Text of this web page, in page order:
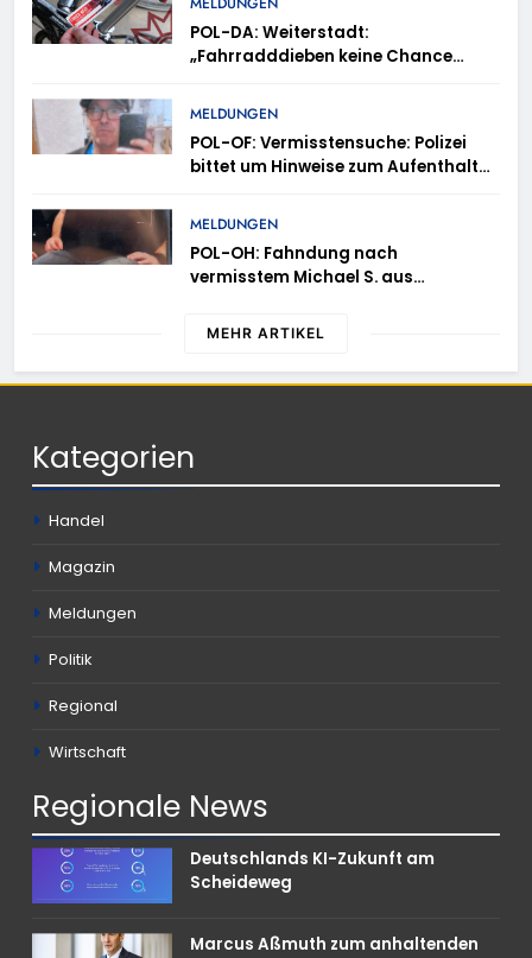
POL-DA: Weiterstadt:
„Fahrradddieben keine Chance
Anmeldung erforderlich
MELDUNGEN
POL-OF: Vermisstensuche: Polizei
bittet um Hinweise zum Aufenthalt
MELDUNGEN
POL-OH: Fahndung nach
vermisstem Michael S. aus
MEHR ARTIKEL
Kategorien
Handel
Magazin
Meldungen
Politik
Regional
Wirtschaft
Regionale News
Deutschlands KI-Zukunft am
Scheideweg
Marcus Aßmuth zum anhaltenden